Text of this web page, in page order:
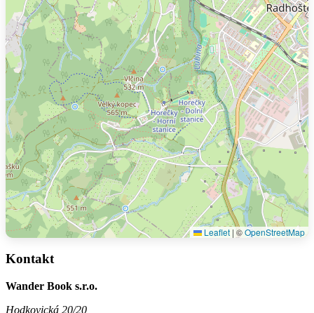
Leaflet | ©OpenStreetMap
Kontakt
Wander Book s.r.o.
Hodkovická 20/20